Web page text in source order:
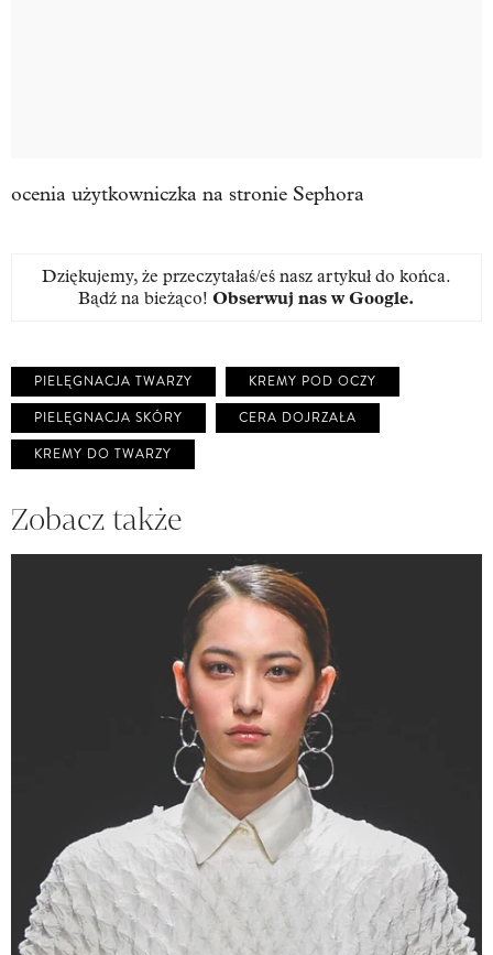
ocenia użytkowniczka na stronie Sephora
Dziękujemy, że przeczytałaś/eś nasz artykuł do końca.
Bądź na bieżąco! Obserwuj nas w Google.
PIELĘGNACJA TWARZY
KREMY POD OCZY
PIELĘGNACJA SKÓRY
CERA DOJRZAŁA
KREMY DO TWARZY
Zobacz także